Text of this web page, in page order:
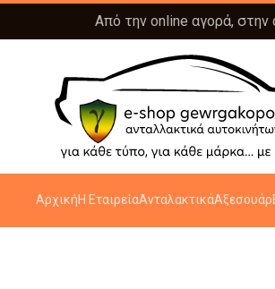
Από την online αγορά, στην
ΑρχικήΗ ΕταιρείαΑνταλακτικάΑξεσουάρ